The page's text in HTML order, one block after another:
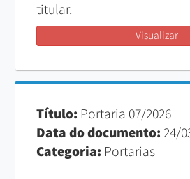
titular.
Visualizar
Título: Portaria 07/2026
Data do documento:24/
Categoria: Portarias